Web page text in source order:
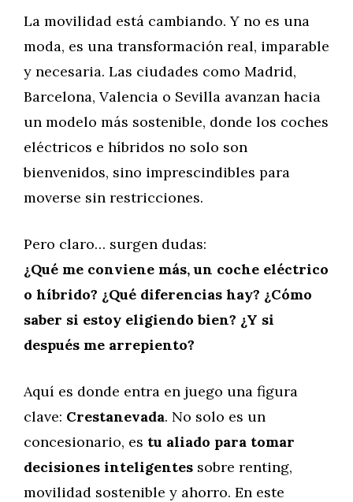
La movilidad está cambiando. Y no es una
moda, es una transformación real, imparable
y necesaria. Las ciudades como Madrid,
Barcelona, Valencia o Sevilla avanzan hacia
un modelo más sostenible, donde los coches
eléctricos e híbridos no solo son
bienvenidos, sino imprescindibles para
moverse sin restricciones.
Pero claro… surgen dudas:
¿Qué me conviene más, un coche eléctrico
o híbrido? ¿Qué diferencias hay? ¿Cómo
saber si estoy eligiendo bien? ¿Y si
después me arrepiento?
Aquí es donde entra en juego una figura
clave: Crestanevada. No solo es un
concesionario, es tu aliado para tomar
decisiones inteligentes sobre renting,
movilidad sostenible y ahorro. En este